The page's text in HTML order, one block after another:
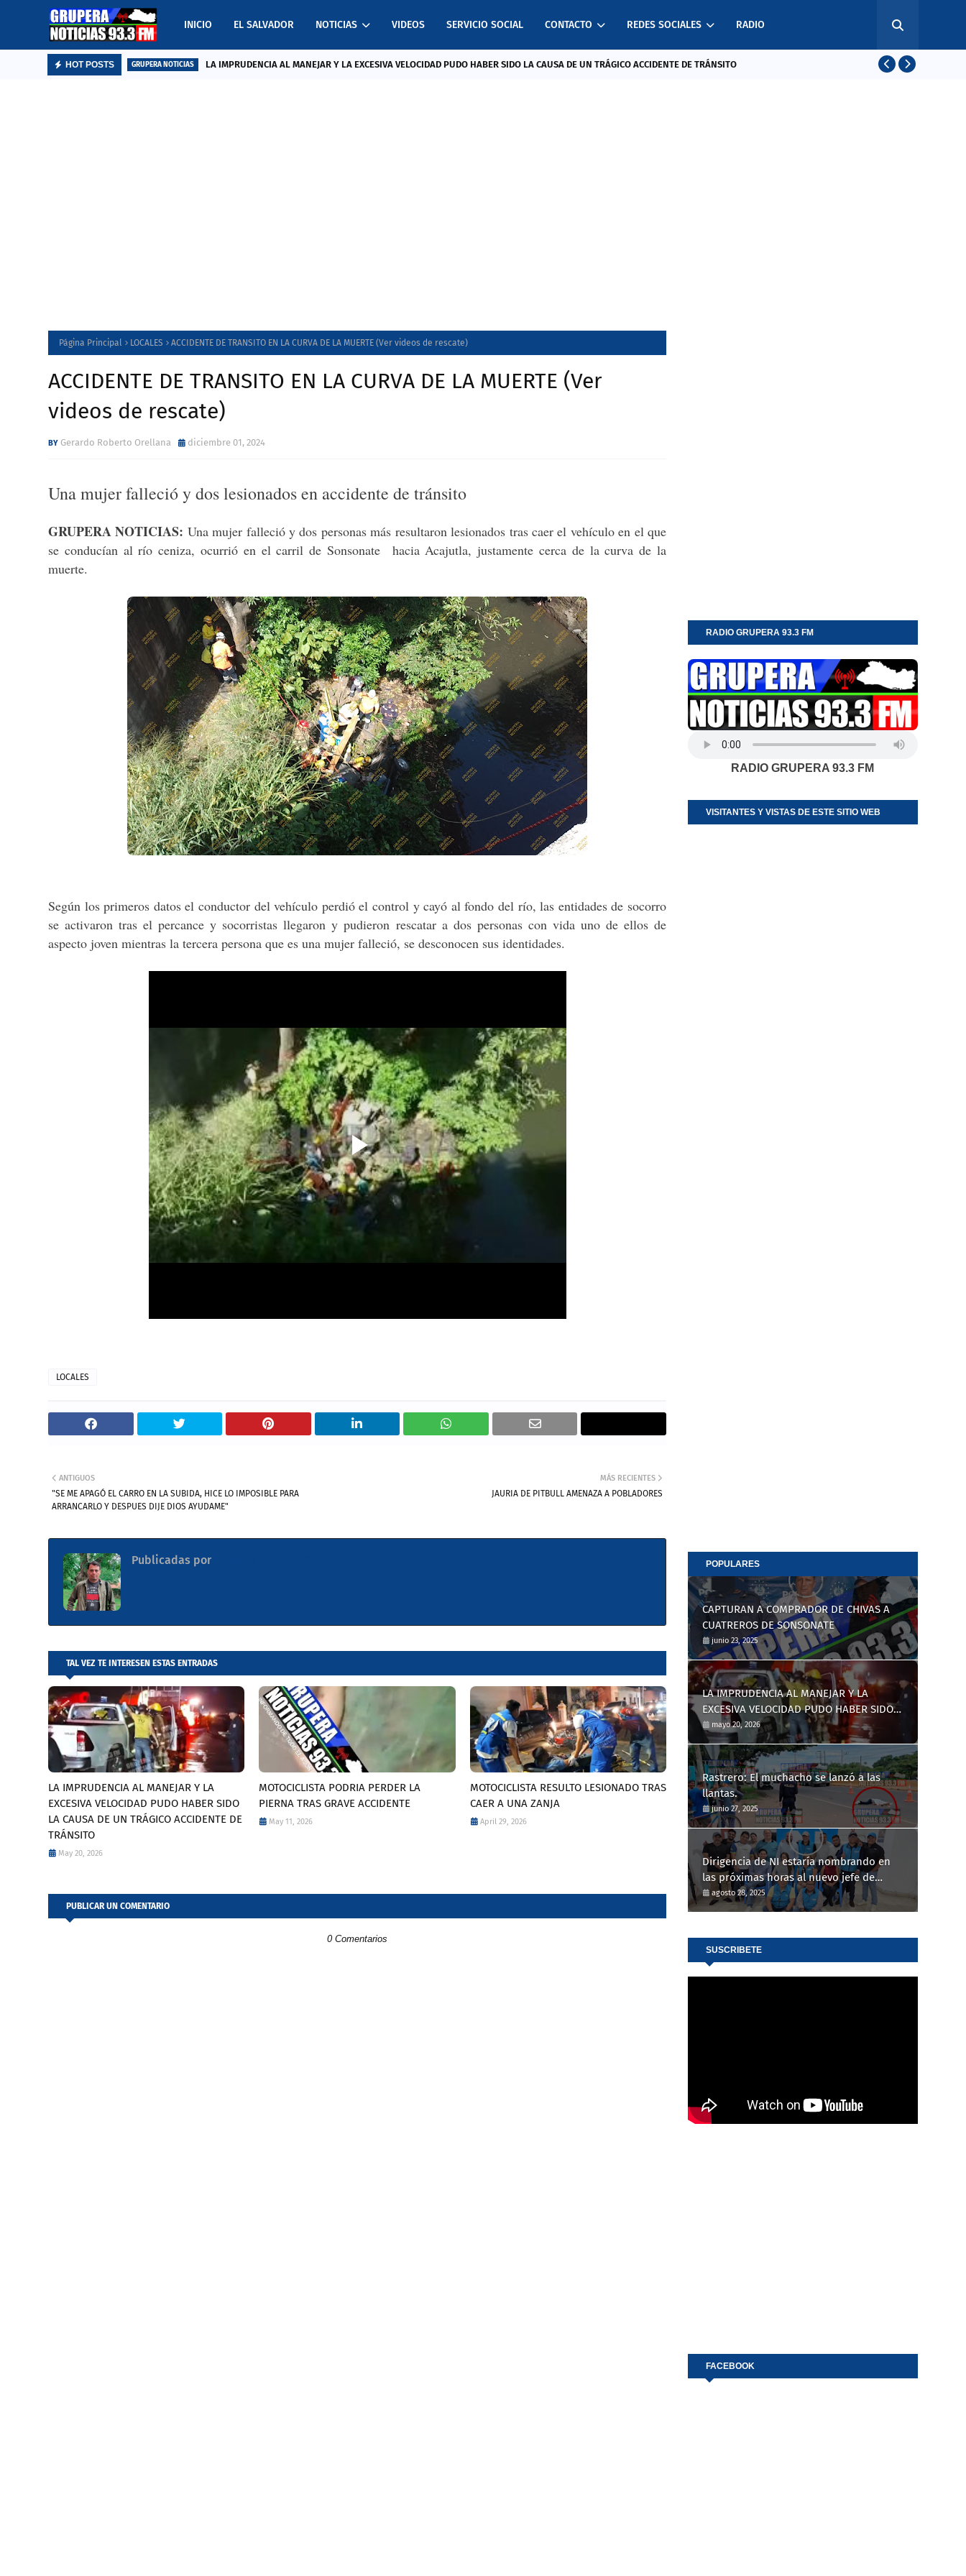
INICIO EL SALVADOR NOTICIAS VIDEOS SERVICIO SOCIAL CONTACTO REDES SOCIALES RADIO
HOT POSTS GRUPERA NOTICIAS LA IMPRUDENCIA AL MANEJAR Y LA EXCESIVA VELOCIDAD PUDO HABER SIDO LA CAUSA DE UN TRÁGICO ACCIDENTE DE TRÁNSITO
Página Principal LOCALES ACCIDENTE DE TRANSITO EN LA CURVA DE LA MUERTE (Ver videos de rescate)
ACCIDENTE DE TRANSITO EN LA CURVA DE LA MUERTE (Ver
videos de rescate)
Gerardo Roberto Orellana diciembre 01, 2024
Una mujer falleció y dos lesionados en accidente de tránsito
GRUPERA NOTICIAS: Una mujer falleció y dos personas más resultaron lesionados tras caer el vehículo en el que
se conducían al río ceniza, ocurrió en el carril de Sonsonate hacia Acajutla, justamente cerca de la curva de la
muerte.
Según los primeros datos el conductor del vehículo perdió el control y cayó al fondo del río, las entidades de socorro
se activaron tras el percance y socorristas llegaron y pudieron rescatar a dos personas con vida uno de ellos de
aspecto joven mientras la tercera persona que es una mujer falleció, se desconocen sus identidades.
LOCALES
MÁS RECIENTES
JAURIA DE PITBULL AMENAZA A POBLADORES
ANTIGUOS
"SE ME APAGÓ EL CARRO EN LA SUBIDA, HICE LO IMPOSIBLE PARA
ARRANCARLO Y DESPUES DIJE DIOS AYUDAME"
Publicadas por
TAL VEZ TE INTERESEN ESTAS ENTRADAS
LA IMPRUDENCIA AL MANEJAR Y LA
EXCESIVA VELOCIDAD PUDO HABER SIDO
LA CAUSA DE UN TRÁGICO ACCIDENTE DE
TRÁNSITO
May 20, 2026
MOTOCICLISTA PODRIA PERDER LA
PIERNA TRAS GRAVE ACCIDENTE
May 11, 2026
MOTOCICLISTA RESULTO LESIONADO TRAS
CAER A UNA ZANJA
April 29, 2026
PUBLICAR UN COMENTARIO
0 Comentarios
RADIO GRUPERA 93.3 FM
RADIO GRUPERA 93.3 FM
VISITANTES Y VISTAS DE ESTE SITIO WEB
POPULARES
CAPTURAN A COMPRADOR DE CHIVAS A
CUATREROS DE SONSONATE
junio 23, 2025
LA IMPRUDENCIA AL MANEJAR Y LA
EXCESIVA VELOCIDAD PUDO HABER SIDO
LA CAUSA DE UN TRÁGICO ACCIDENTE DE
TRÁNSITO
mayo 20, 2026
Rastrero: El muchacho se lanzó a las
llantas.
junio 27, 2025
Dirigencia de NI estaría nombrando en
las próximas horas al nuevo jefe de
distrito de Nahuizalco
agosto 28, 2025
SUSCRIBETE
FACEBOOK